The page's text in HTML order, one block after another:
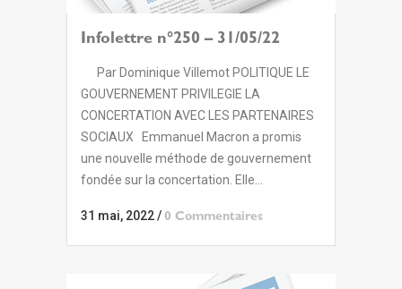
Infolettre n°250 – 31/05/22
Par Dominique Villemot POLITIQUE LE
GOUVERNEMENT PRIVILEGIE LA
CONCERTATION AVEC LES PARTENAIRES
SOCIAUX Emmanuel Macron a promis
une nouvelle méthode de gouvernement
fondée sur la concertation. Elle...
31 mai, 2022/ 0 Commentaires